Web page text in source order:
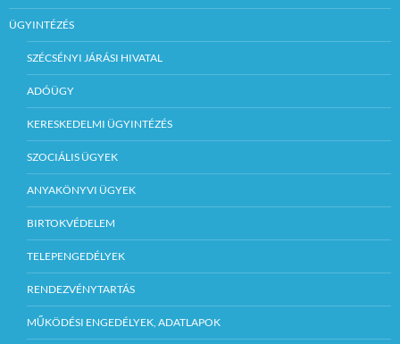
ÜGYINTÉZÉS
SZÉCSÉNYI JÁRÁSI HIVATAL
ADÓÜGY
KERESKEDELMI ÜGYINTÉZÉS
SZOCIÁLIS ÜGYEK
ANYAKÖNYVI ÜGYEK
BIRTOKVÉDELEM
TELEPENGEDÉLYEK
RENDEZVÉNYTARTÁS
MŰKÖDÉSI ENGEDÉLYEK, ADATLAPOK